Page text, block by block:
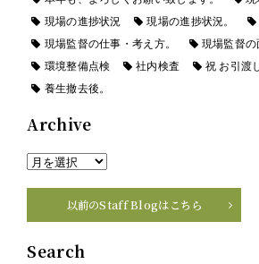
現場の進捗状況
現場の進捗状況。
現場監督の仕事・考え方。
現場監督の
環境整備点検
社内検査 祝 お引渡
養生撤去後。
Archive
以前のStaff Blogはこちら
Search